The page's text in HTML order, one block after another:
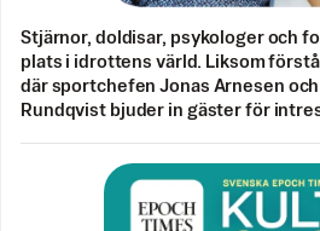
Stjärnor, doldisar, psykologer och
plats i idrottens värld. Liksom
där sportchefen Jonas Arnesen
Rundqvist bjuder in gäster för